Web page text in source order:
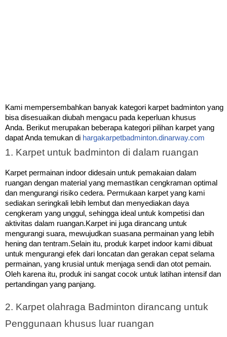
Kami mempersembahkan banyak kategori karpet badminton yang
bisa disesuaikan diubah mengacu pada keperluan khusus
Anda. Berikut merupakan beberapa kategori pilihan karpet yang
dapat Anda temukan di hargakarpetbadminton.dinarway.com
1. Karpet untuk badminton di dalam ruangan
Karpet permainan indoor didesain untuk pemakaian dalam
ruangan dengan material yang memastikan cengkraman optimal
dan mengurangi risiko cedera. Permukaan karpet yang kami
sediakan seringkali lebih lembut dan menyediakan daya
cengkeram yang unggul, sehingga ideal untuk kompetisi dan
aktivitas dalam ruangan.Karpet ini juga dirancang untuk
mengurangi suara, mewujudkan suasana permainan yang lebih
hening dan tentram.Selain itu, produk karpet indoor kami dibuat
untuk mengurangi efek dari loncatan dan gerakan cepat selama
permainan, yang krusial untuk menjaga sendi dan otot pemain.
Oleh karena itu, produk ini sangat cocok untuk latihan intensif dan
pertandingan yang panjang.
2. Karpet olahraga Badminton dirancang untuk
Penggunaan khusus luar ruangan